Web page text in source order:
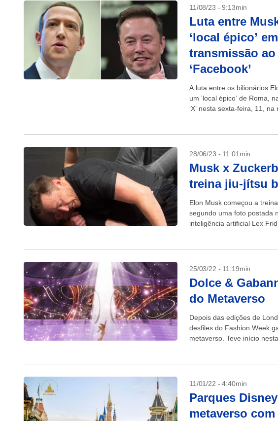
11/08/23 - 9:13min
Luta entre
‘local épico’
transmissão ao
‘Facebook’
A luta entre os bilionários
um ‘local épico’ de Roma,
‘X’ nesta sexta-feira, 11, na
28/06/23 - 11:01min
Musk x
treina jiu-jítsu
Elon Musk começou a
segundo uma foto postada
inteligência artificial Lex
25/03/22 - 11:19min
Dolce &
do Metaverso
Depois das edições de
desfiles do Fashion Week
metaverso. Teve início
11/01/22 - 4:40min
Parques
metaverso